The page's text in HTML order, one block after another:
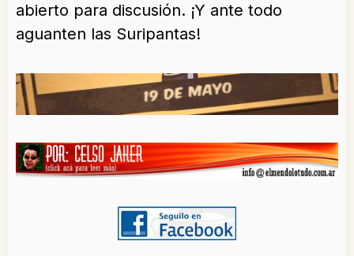
abierto para discusión. ¡Y ante todo
aguanten las Suripantas!